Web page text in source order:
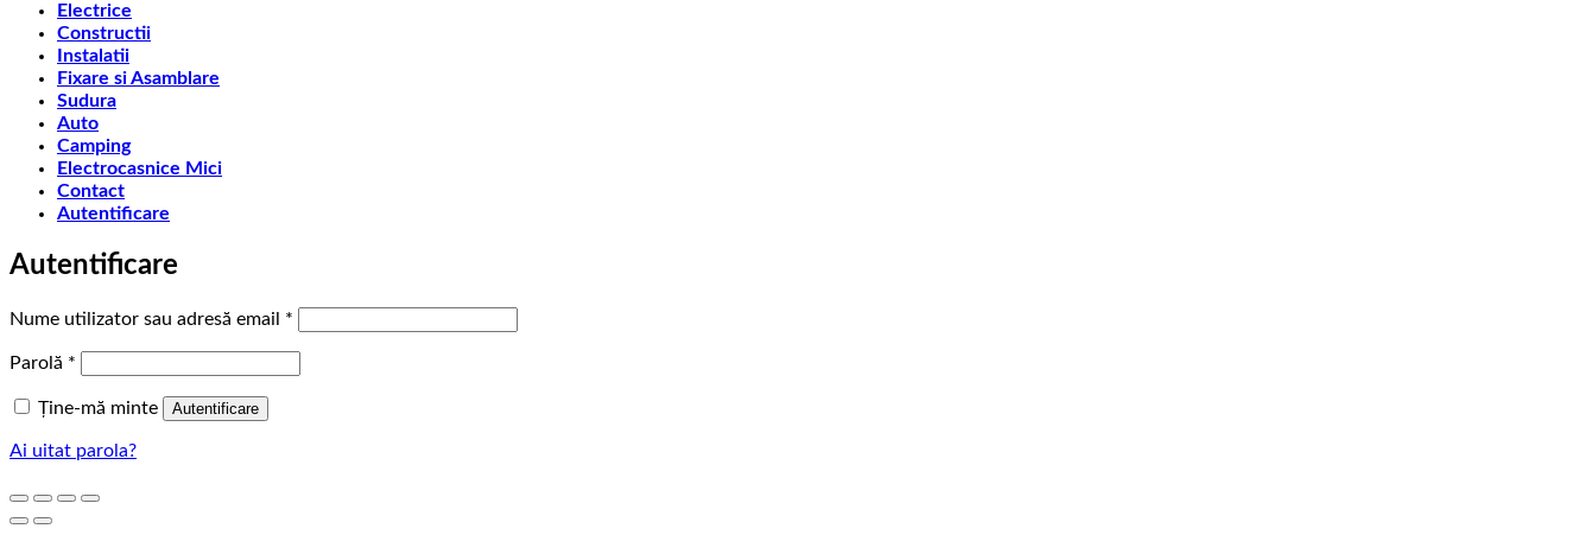
Electrice
Constructii
Instalatii
Fixare si Asamblare
Sudura
Auto
Camping
Electrocasnice Mici
Contact
Autentificare
Autentificare
Nume utilizator sau adresă email *
Parolă *
Ține-mă minte Autentificare
Ai uitat parola?